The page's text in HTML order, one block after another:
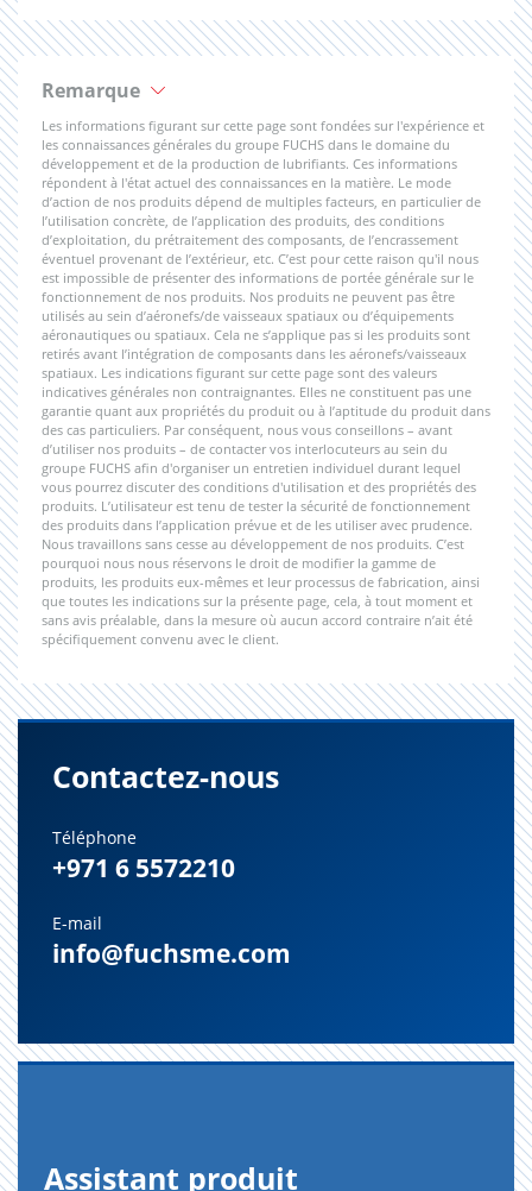
Remarque
Les informations figurant sur cette page sont fondées sur l'expérience et
les connaissances générales du groupe FUCHS dans le domaine du
développement et de la production de lubrifiants. Ces informations
répondent à l'état actuel des connaissances en la matière. Le mode
d’action de nos produits dépend de multiples facteurs, en particulier de
l’utilisation concrète, de l’application des produits, des conditions
d’exploitation, du prétraitement des composants, de l’encrassement
éventuel provenant de l’extérieur, etc. C’est pour cette raison qu'il nous
est impossible de présenter des informations de portée générale sur le
fonctionnement de nos produits. Nos produits ne peuvent pas être
utilisés au sein d’aéronefs/de vaisseaux spatiaux ou d’équipements
aéronautiques ou spatiaux. Cela ne s’applique pas si les produits sont
retirés avant l’intégration de composants dans les aéronefs/vaisseaux
spatiaux. Les indications figurant sur cette page sont des valeurs
indicatives générales non contraignantes. Elles ne constituent pas une
garantie quant aux propriétés du produit ou à l’aptitude du produit dans
des cas particuliers. Par conséquent, nous vous conseillons – avant
d’utiliser nos produits – de contacter vos interlocuteurs au sein du
groupe FUCHS afin d'organiser un entretien individuel durant lequel
vous pourrez discuter des conditions d'utilisation et des propriétés des
produits. L’utilisateur est tenu de tester la sécurité de fonctionnement
des produits dans l’application prévue et de les utiliser avec prudence.
Nous travaillons sans cesse au développement de nos produits. C’est
pourquoi nous nous réservons le droit de modifier la gamme de
produits, les produits eux-mêmes et leur processus de fabrication, ainsi
que toutes les indications sur la présente page, cela, à tout moment et
sans avis préalable, dans la mesure où aucun accord contraire n’ait été
spécifiquement convenu avec le client.
Contactez-nous
Téléphone
+971 6 5572210
E-mail
info@fuchsme.com
Assis­tant pro­duit